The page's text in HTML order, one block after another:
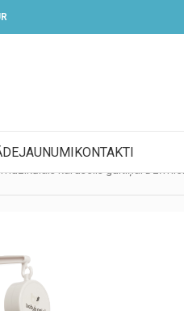
JAUNUMIKONTAKTI